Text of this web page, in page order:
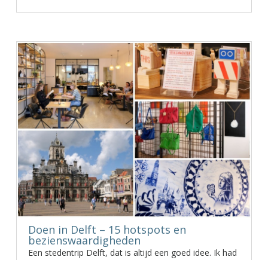
Doen in Delft – 15 hotspots en
bezienswaardigheden
Een stedentrip Delft, dat is altijd een goed idee. Ik had